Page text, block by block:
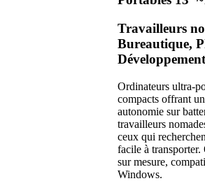
Travailleurs
Bureautique,
Ordinateurs ultra-
compacts offrant
autonomie sur
travailleurs
ceux qui
facile à transporter.
sur mesure,
Windows.